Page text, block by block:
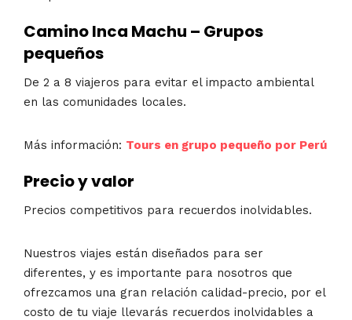
Camino Inca Machu – Grupos
pequeños
De 2 a 8 viajeros para evitar el impacto ambiental
en las comunidades locales.
Más información: Tours en grupo pequeño por Perú
Precio y valor
Precios competitivos para recuerdos inolvidables.
Nuestros viajes están diseñados para ser
diferentes, y es importante para nosotros que
ofrezcamos una gran relación calidad-precio, por el
costo de tu viaje llevarás recuerdos inolvidables a